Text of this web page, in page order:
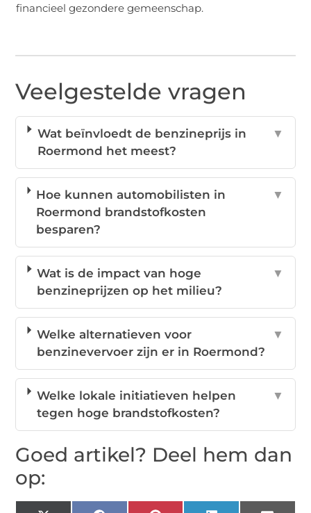
financieel gezondere gemeenschap.
Veelgestelde vragen
Wat beïnvloedt de benzineprijs in
Roermond het meest?
▼
Hoe kunnen automobilisten in
Roermond brandstofkosten
besparen?
▼
Wat is de impact van hoge
benzineprijzen op het milieu?
▼
Welke alternatieven voor
benzinevervoer zijn er in Roermond?
▼
Welke lokale initiatieven helpen
tegen hoge brandstofkosten?
▼
Goed artikel? Deel hem dan
op: